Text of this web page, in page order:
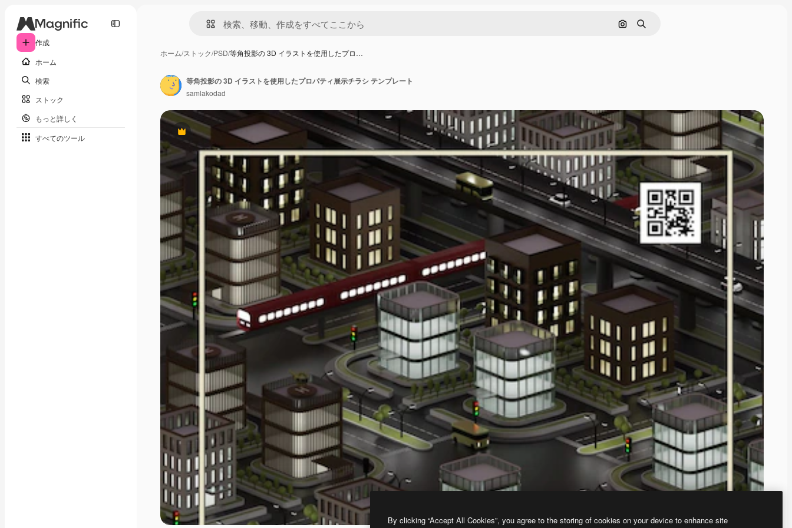
作成
ホーム
検索
ストック
もっと詳しく
すべてのツール
画像で検索
検索
ホーム/ストック/PSD/等角投影の 3D イラストを使用したプロ…
Premium
等角投影の 3D イラストを使用したプロパティ展示チラシ テンプレート
samlakodad
By clicking “Accept All Cookies”, you agree to the storing of cookies on your device to enhance site